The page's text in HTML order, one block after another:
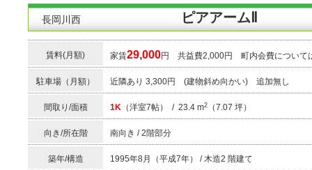
長岡川西 ピアアームⅡ
賃料(月額) 家賃29,000円 共益費2,000円 町内会費につ
駐車場（月額） 近隣あり 3,300円 (建物斜め向かい) 追加無し
間取り/面積 1K （洋室7帖） / 23.4 m2 （7.07 坪）
向き/所在階 南向き / 2階部分
築年/構造 1995年8月（平成7年） / 木造2 階建て